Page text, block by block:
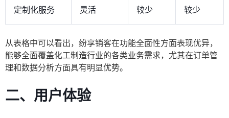
定制化服务 灵活 较少 较少
从表格中可以看出，纷享销客在功能全面性方面表现优异，
能够全面覆盖化工制造行业的各类业务需求，尤其在订单管
理和数据分析方面具有明显优势。
二、用户体验